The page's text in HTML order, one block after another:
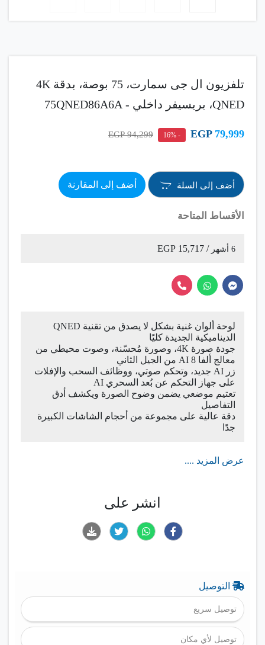
تلفزيون ال جى سمارت، 75 بوصة، بدقة 4K
QNED، بريسيفر داخلي - 75QNED86A6A
79,999
EGP
- 16%
94,299 EGP
أضف إلى السلة أضف إلى المقارنة
الأقساط المتاحة
6 أشهر / 15,717 EGP
لوحة ألوان غنية بشكل لا يصدق من تقنية QNED
الديناميكية الجديدة كليًا
جودة صورة 4K، وصورة مُحسّنة، وصوت محيطي من
معالج ألفا 8 AI من الجيل الثاني
زر AI جديد، وتحكم صوتي، ووظائف السحب والإفلات
على جهاز التحكم عن بُعد السحري AI
تعتيم موضعي يضمن وضوح الصورة ويكشف أدق
التفاصيل
دقة عالية على مجموعة من أحجام الشاشات الكبيرة
جدًا
عرض المزيد ....
انشر على
التوصيل
توصيل سريع
توصيل لأي مكان